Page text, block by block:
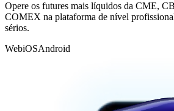
Opere os futures mais líquidos da CME,
COMEX na plataforma de nível
sérios.
WebiOSAndroid